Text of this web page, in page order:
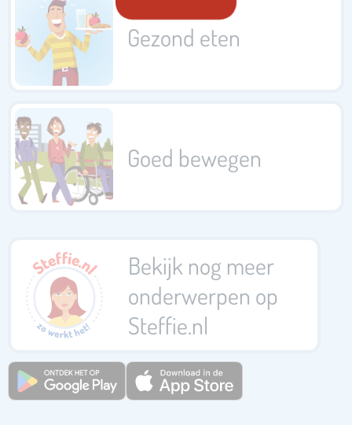
Gezond eten
Goed bewegen
Bekijk nog meer
onderwerpen op
Steffie.nl